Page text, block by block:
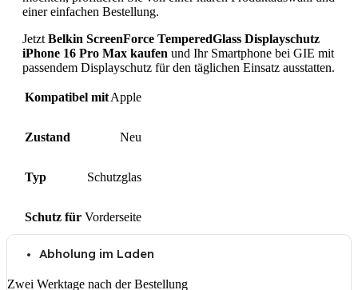
einer einfachen Bestellung.
Jetzt Belkin ScreenForce TemperedGlass Displayschutz
iPhone 16 Pro Max kaufen und Ihr Smartphone bei GIE mit
passendem Displayschutz für den täglichen Einsatz ausstatten.
Kompatibel mitApple
Zustand Neu
Typ Schutzglas
Schutz für Vorderseite
Abholung im Laden
Zwei Werktage nach der Bestellung